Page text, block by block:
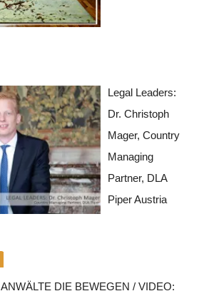
Legal Leaders:
Dr. Christoph
Mager, Country
Managing
Partner, DLA
Piper Austria
ANWÄLTE DIE BEWEGEN / VIDEO: